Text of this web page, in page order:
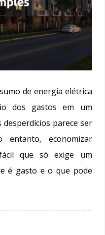
de energia elétrica
dos gastos em um
parece ser
entanto, economizar
que só exige um
é gasto e o que pode